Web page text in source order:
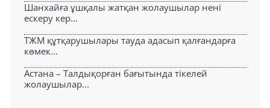
Шанхайға ұшқалы жатқан жолаушылар нені
ескеру кер...
ТЖМ құтқарушылары тауда адасып қалғандарға
көмек...
Астана – Талдықорған бағытында тікелей
жолаушылар...